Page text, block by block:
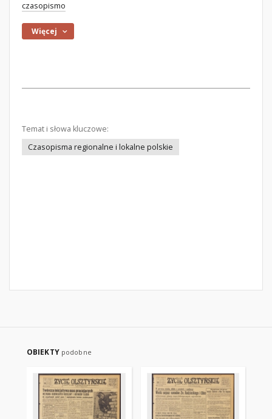
czasopismo
Więcej
Temat i słowa kluczowe:
Czasopisma regionalne i lokalne polskie
OBIEKTY podobne